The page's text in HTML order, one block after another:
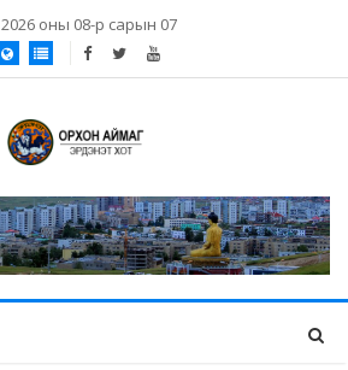
2026 оны 08-р сарын 07